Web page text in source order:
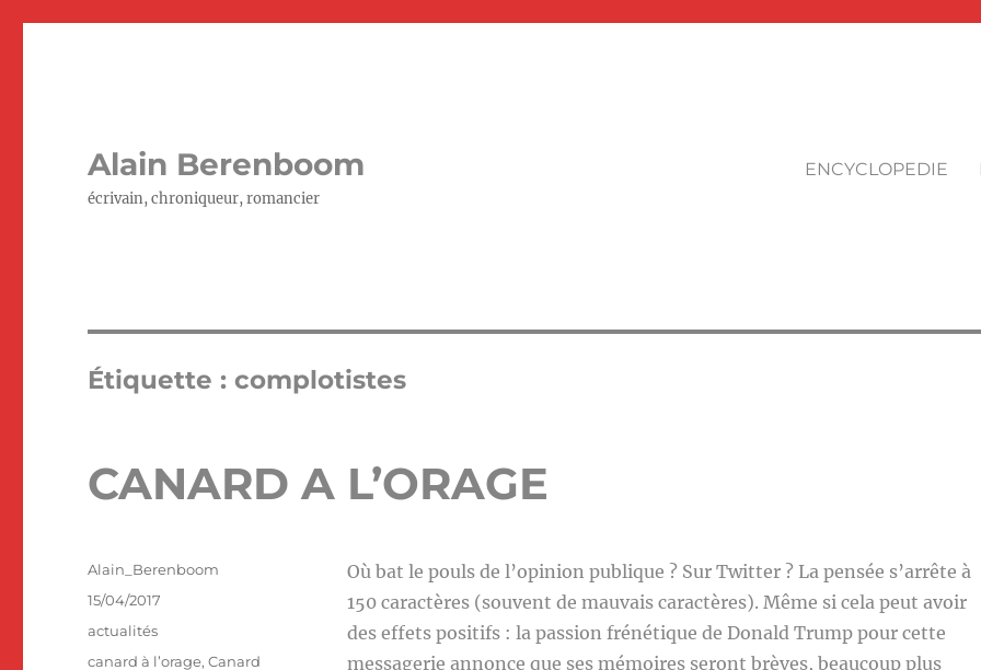
Alain Berenboom
écrivain, chroniqueur, romancier
ENCYCLOPEDIE
Étiquette :complotistes
CANARD A L’ORAGE
Où bat le pouls de l’opinion publique ? Sur Twitter ? La pensée s’arrête à
150 caractères (souvent de mauvais caractères). Même si cela peut avoir
des effets positifs : la passion frénétique de Donald Trump pour cette
messagerie annonce que ses mémoires seront brèves, beaucoup plus
Auteur
Alain_Berenboom
Publié
15/04/2017
Catégories
actualités
Étiquettes
canard à l’orage,Canard